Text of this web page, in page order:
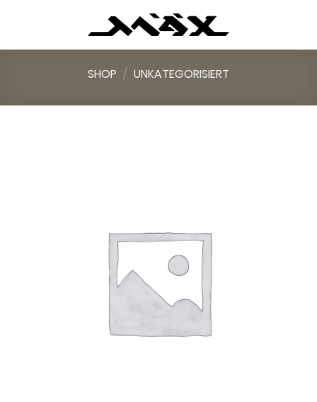
SHOP / UNKATEGORISIERT